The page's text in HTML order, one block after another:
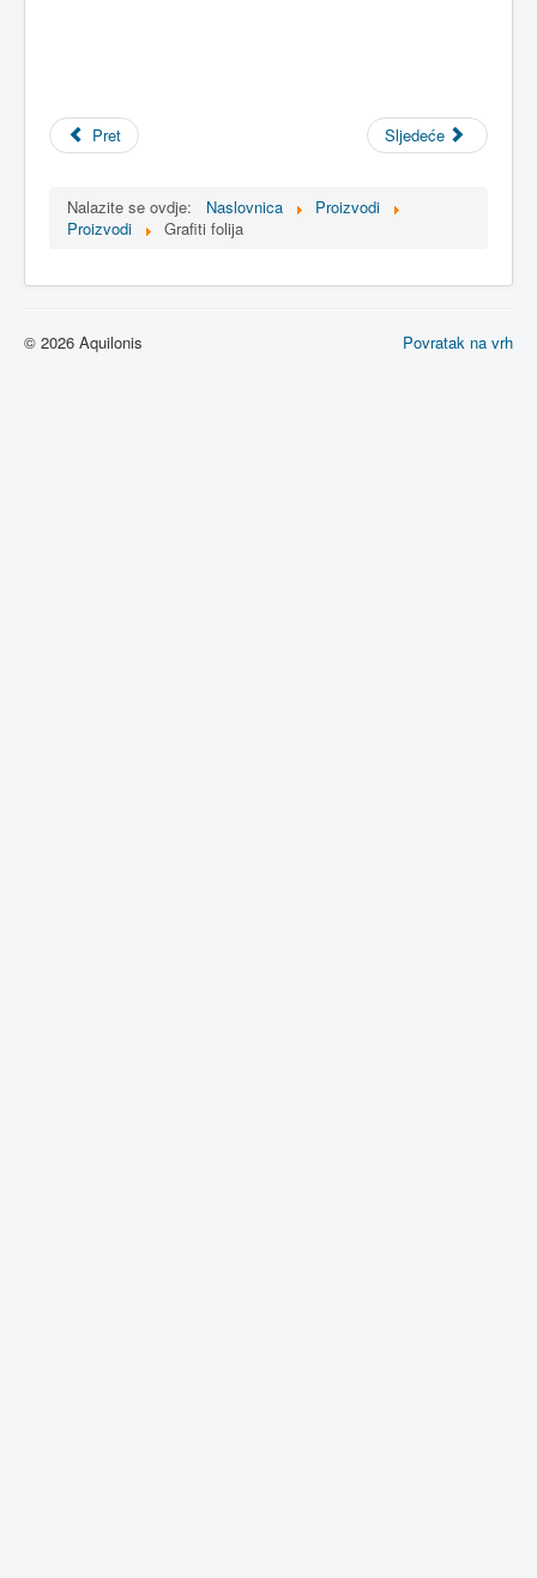
Pret Sljedeće
Nalazite se ovdje: Naslovnica
Proizvodi
Proizvodi
Grafiti folija
Povratak na vrh
© 2026 Aquilonis